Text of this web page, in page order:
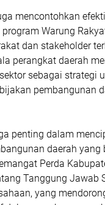
mencontohkan
Warung
dan stakeholder
perangkat daerah
sebagai strategi
pembangunan
penting dalam
daerah yang
Perda
Tanggung Jawab
yang